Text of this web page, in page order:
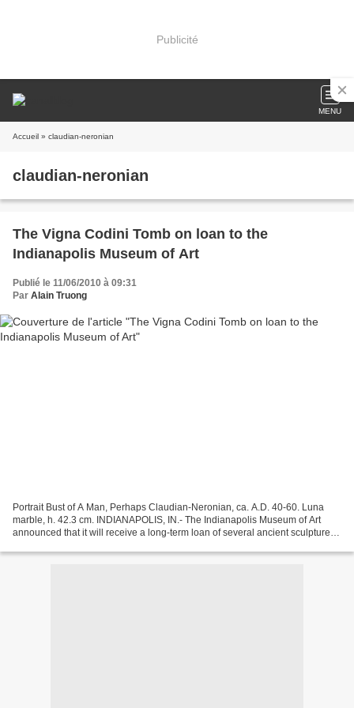
Publicité
MENU
Accueil » claudian-neronian
claudian-neronian
The Vigna Codini Tomb on loan to the
Indianapolis Museum of Art
Publié le 11/06/2010 à 09:31
Par Alain Truong
Portrait Bust of A Man, Perhaps Claudian-Neronian, ca. A.D. 40-60. Luna
marble, h. 42.3 cm. INDIANAPOLIS, IN.- The Indianapolis Museum of Art
announced that it will receive a long-term loan of several ancient sculptures